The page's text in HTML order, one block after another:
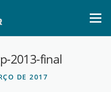
Menu
2013-final
DE 2017